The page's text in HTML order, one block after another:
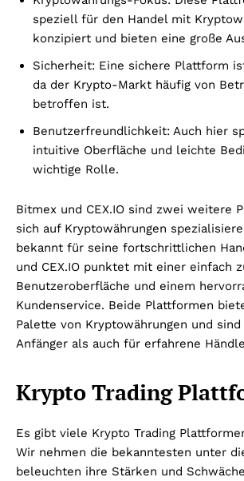
speziell für den Handel mit
konzipiert und bieten eine große
Sicherheit: Eine sichere Plattform
da der Krypto-Markt häufig von
betroffen ist.
Benutzerfreundlichkeit: Auch hier
intuitive Oberfläche und leichte
wichtige Rolle.
Bitmex und CEX.IO sind zwei weitere
sich auf Kryptowährungen
bekannt für seine fortschrittlichen
und CEX.IO punktet mit einer einfach
Benutzeroberfläche und einem
Kundenservice. Beide Plattformen
Palette von Kryptowährungen und
Anfänger als auch für erfahrene
Krypto Trading
Es gibt viele Krypto Trading
Wir nehmen die bekanntesten unter
beleuchten ihre Stärken und